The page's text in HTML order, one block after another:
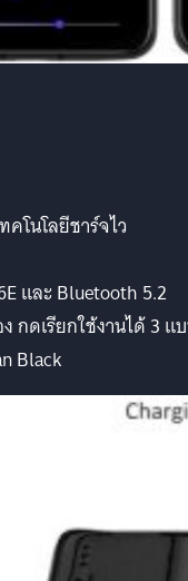
โนโลยีชาร์จไว
และ Bluetooth 5.2
กดเรียกใช้งานได้ 3 แ
Black